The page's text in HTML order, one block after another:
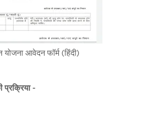
आवेदन फॉर्म (हिंदी)
-